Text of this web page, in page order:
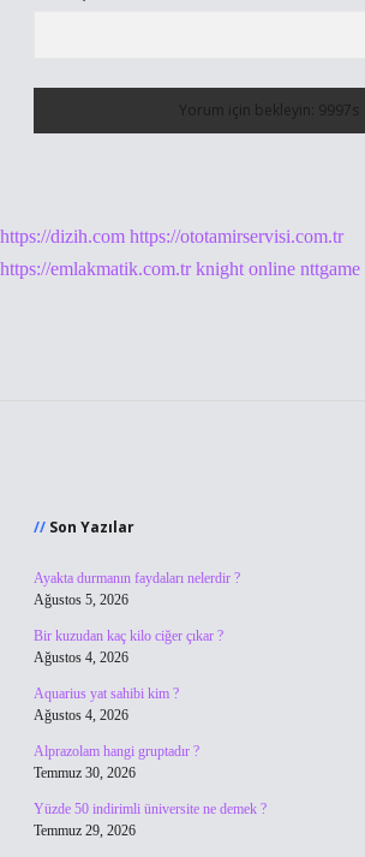
https://dizih.com https://ototamirservisi.com.tr
https://emlakmatik.com.tr knight online nttgame
Son Yazılar
Ayakta durmanın faydaları nelerdir ?
Ağustos 5, 2026
Bir kuzudan kaç kilo ciğer çıkar ?
Ağustos 4, 2026
Aquarius yat sahibi kim ?
Ağustos 4, 2026
Alprazolam hangi gruptadır ?
Temmuz 30, 2026
Yüzde 50 indirimli üniversite ne demek ?
Temmuz 29, 2026